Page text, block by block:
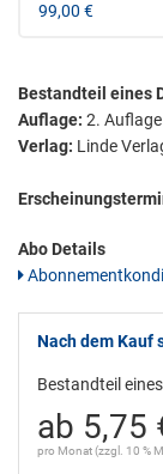
99,00 €
Bestandteil eines
Auflage: 2.
Verlag: Linde
Abo Details
Nach dem Kauf
Bestandteil eines
ab 5,75
pro Monat (zzgl. 10 %